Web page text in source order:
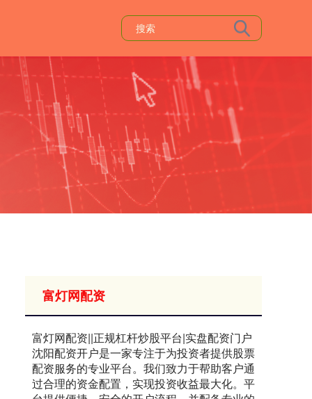
富灯网配资
富灯网配资||正规杠杆炒股平台|实盘配资门户
沈阳配资开户是一家专注于为投资者提供股票
配资服务的专业平台。我们致力于帮助客户通
过合理的资金配置，实现投资收益最大化。平